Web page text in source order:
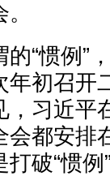
“惯例”
初召开
习近平
都安排
破“惯